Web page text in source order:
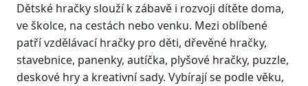
Dětské hračky slouží k zábavě i rozvoji dítěte doma,
ve školce, na cestách nebo venku. Mezi oblíbené
patří vzdělávací hračky pro děti, dřevěné hračky,
stavebnice, panenky, autíčka, plyšové hračky, puzzle,
deskové hry a kreativní sady. Vybírají se podle věku,